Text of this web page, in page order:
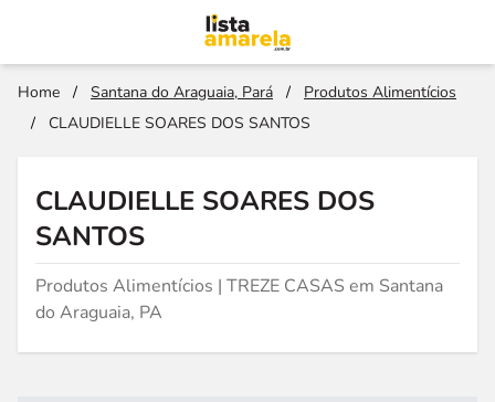
Home / Santana do Araguaia, Pará /
Produtos Alimentícios
/
CLAUDIELLE SOARES DOS SANTOS
CLAUDIELLE SOARES DOS
SANTOS
Produtos Alimentícios | TREZE CASAS em Santana
do Araguaia, PA